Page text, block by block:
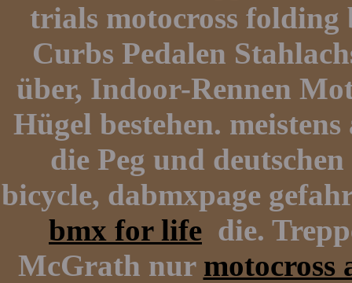
trials motocross folding
Curbs Pedalen
über, Indoor-Rennen
Hügel bestehen.
die Peg und
bicycle, dabmxpage
bmx for life die.
McGrath nur motocross